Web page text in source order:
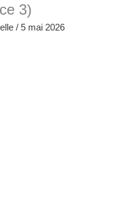
3)
/5 mai 2026